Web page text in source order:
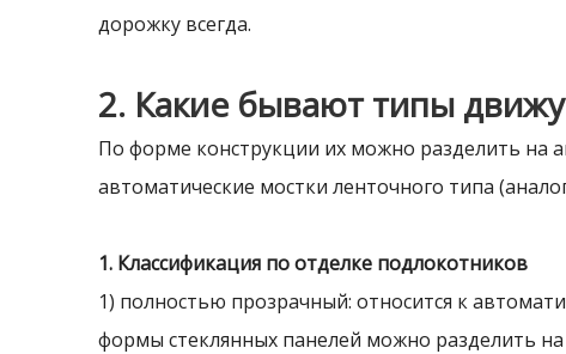
дорожку всегда.
2. Какие бывают типы
По форме конструкции их можно разделить на
автоматические мостки ленточного типа
1. Классификация по отделке подлокотников
1) полностью прозрачный: относится к
формы стеклянных панелей можно разделить на